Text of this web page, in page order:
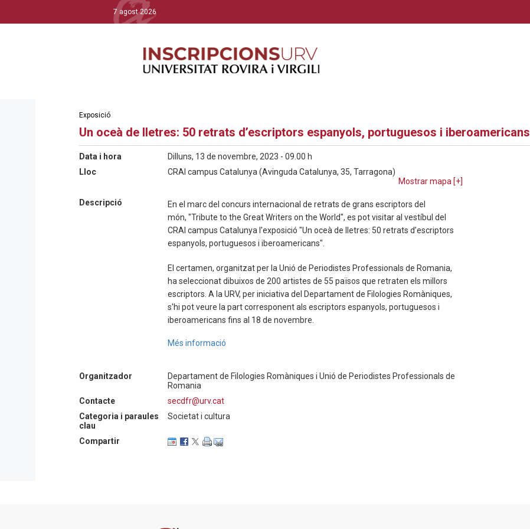
7 agost 2026
Exposició
Un oceà de lletres: 50 retrats d’escriptors espanyols, portuguesos i iberoamericans
Data i hora
Dilluns, 13 de novembre, 2023 - 09.00 h
Lloc
CRAI campus Catalunya (Avinguda Catalunya, 35, Tarragona)
Mostrar mapa [+]
Descripció
En el marc del concurs internacional de retrats de grans escriptors del
món, "Tribute to the Great Writers on the World", es pot visitar al vestíbul del
CRAI campus Catalunya l'exposició "Un oceà de lletres: 50 retrats d’escriptors
espanyols, portuguesos i iberoamericans".
El certamen, organitzat per la Unió de Periodistes Professionals de Romania,
ha seleccionat dibuixos de 200 artistes de 55 països que retraten els millors
escriptors. A la URV, per iniciativa del Departament de Filologies Romàniques,
s'hi pot veure la part corresponent als escriptors espanyols, portuguesos i
iberoamericans fins al 18 de novembre.
Més informació
Organitzador
Departament de Filologies Romàniques i Unió de Periodistes Professionals de
Romania
Contacte
secdfr@urv.cat
Categoria i paraules
clau
Societat i cultura
Compartir